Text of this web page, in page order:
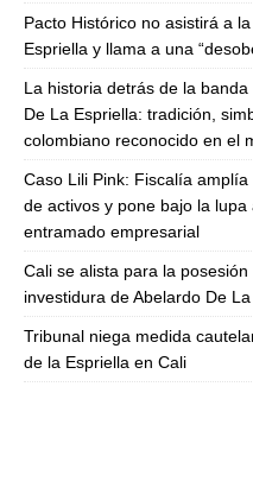
Pacto Histórico no asistirá a
Espriella y llama a una
La historia detrás de la
De La Espriella: tradición,
colombiano reconocido en el
Caso Lili Pink: Fiscalía
de activos y pone bajo la
entramado empresarial
Cali se alista para la
investidura de Abelardo De
Tribunal niega medida
de la Espriella en Cali